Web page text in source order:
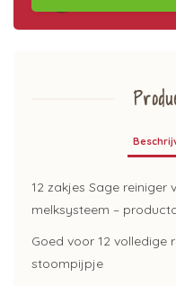
12 zakjes Sage
melksysteem –
Goed voor 12 volledige
stoompijpje